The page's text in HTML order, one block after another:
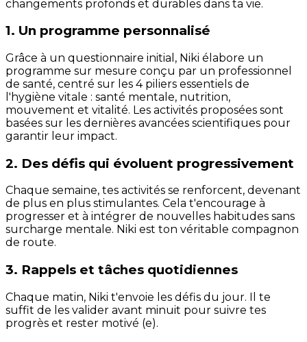
changements profonds et durables dans ta vie.
1. Un programme personnalisé
Grâce à un questionnaire initial, Niki élabore un
programme sur mesure conçu par un professionnel
de santé, centré sur les 4 piliers essentiels de
l'hygiène vitale : santé mentale, nutrition,
mouvement et vitalité. Les activités proposées sont
basées sur les dernières avancées scientifiques pour
garantir leur impact.
2. Des défis qui évoluent progressivement
Chaque semaine, tes activités se renforcent, devenant
de plus en plus stimulantes. Cela t'encourage à
progresser et à intégrer de nouvelles habitudes sans
surcharge mentale. Niki est ton véritable compagnon
de route.
3. Rappels et tâches quotidiennes
Chaque matin, Niki t'envoie les défis du jour. Il te
suffit de les valider avant minuit pour suivre tes
progrès et rester motivé (e).